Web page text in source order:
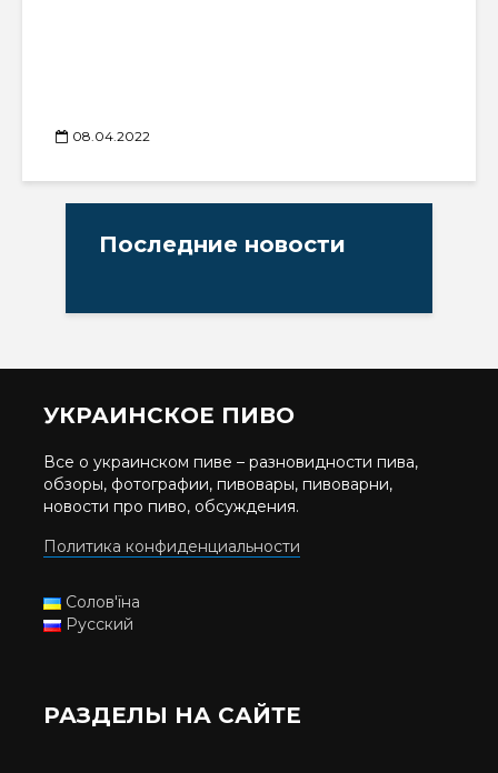
08.04.2022
Последние новости
УКРАИНСКОЕ ПИВО
Все о украинском пиве – разновидности пива,
обзоры, фотографии, пивовары, пивоварни,
новости про пиво, обсуждения.
Политика конфиденциальности
Солов'їна
Русский
РАЗДЕЛЫ НА САЙТЕ